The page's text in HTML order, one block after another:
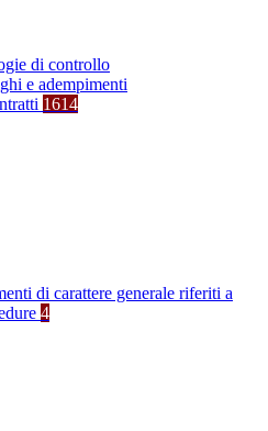
di controllo
e adempimenti
1614
di carattere generale riferiti a
4